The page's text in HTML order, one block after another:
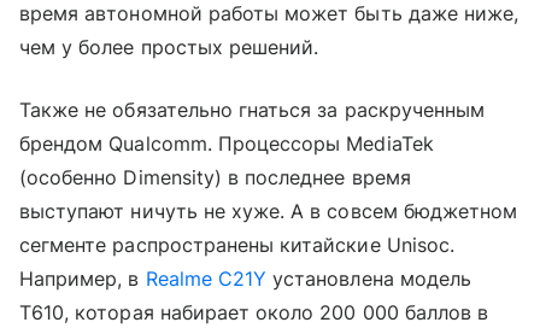
время автономной работы может быть даже ниже,
чем у более простых решений.
Также не обязательно гнаться за раскрученным
брендом Qualcomm. Процессоры MediaTek
(особенно Dimensity) в последнее время
выступают ничуть не хуже. А в совсем бюджетном
сегменте распространены китайские Unisoс.
Например, в Realme C21Y установлена модель
T610, которая набирает около 200 000 баллов в